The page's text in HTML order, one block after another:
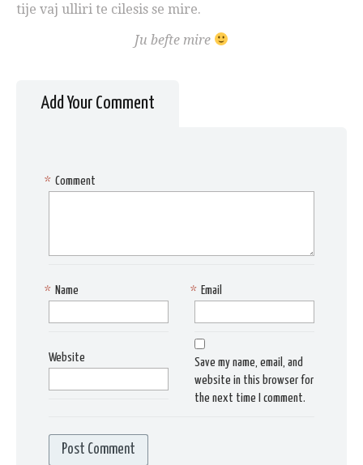
tije vaj ulliri te cilesis se mire.
Ju befte mire
Add Your Comment
Comment
*
Name
* Email
*
Website
Save my name, email, and
website in this browser for
the next time I comment.